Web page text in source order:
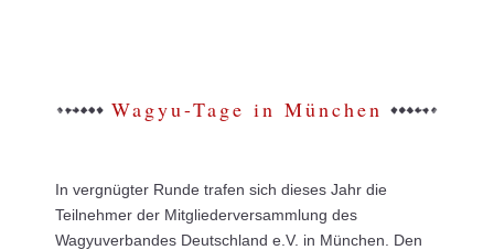
Wagyu-Tage in München
In vergnügter Runde trafen sich dieses Jahr die
Teilnehmer der Mitgliederversammlung des
Wagyuverbandes Deutschland e.V. in München. Den